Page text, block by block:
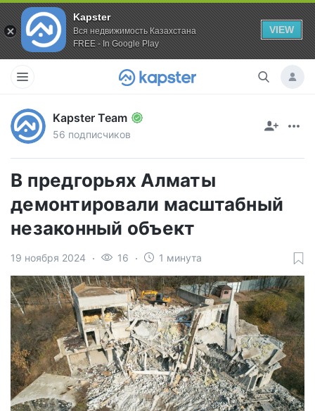
Kapster
Вся недвижимость Казахстана
FREE - In Google Play
VIEW
Kapster Team
56 подписчиков
В предгорьях Алматы
демонтировали масштабный
незаконный объект
19 ноября 2024 16 1 минута